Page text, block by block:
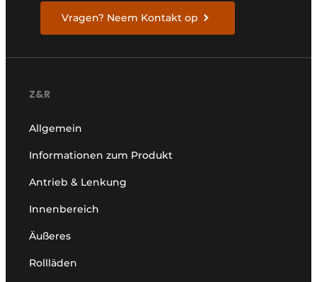
Vragen? Neem Kontakt op
Z&R
Allgemein
Informationen zum Produkt
Antrieb & Lenkung
Innenbereich
Äußeres
Rollläden